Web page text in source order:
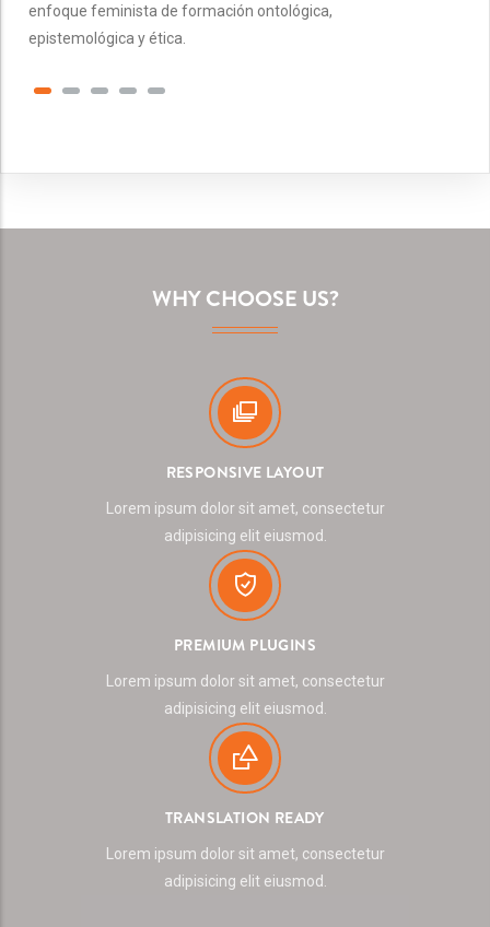
enfoque feminista de formación ontológica,
epistemológica y ética.
WHY CHOOSE US?
RESPONSIVE LAYOUT
Lorem ipsum dolor sit amet, consectetur
adipisicing elit eiusmod.
PREMIUM PLUGINS
Lorem ipsum dolor sit amet, consectetur
adipisicing elit eiusmod.
TRANSLATION READY
Lorem ipsum dolor sit amet, consectetur
adipisicing elit eiusmod.